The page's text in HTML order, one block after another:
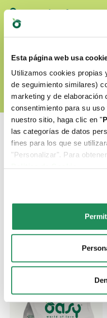
Esta página web usa
Utilizamos cookies propias
de seguimiento similares)
marketing y de elaboración
consentimiento para su
nuestro sitio, haga clic en "
las categorías de datos
fines para los que se
"Personalizar". Para
Cruelty-free
Cual es